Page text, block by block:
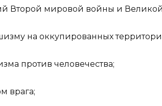
Второй мировой войны и
на оккупированных
против человечества;
врага;